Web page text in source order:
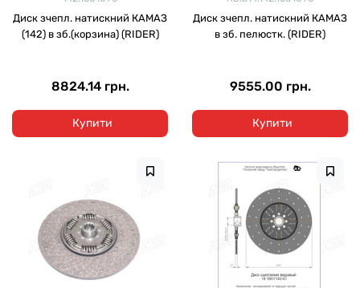
Диск зчепл. натискний КАМАЗ
(142) в зб.(корзина) (RIDER)
8824.14 грн.
Купити
Диск зчепл. натискний КАМАЗ
в зб. пелюстк. (RIDER)
9555.00 грн.
Купити